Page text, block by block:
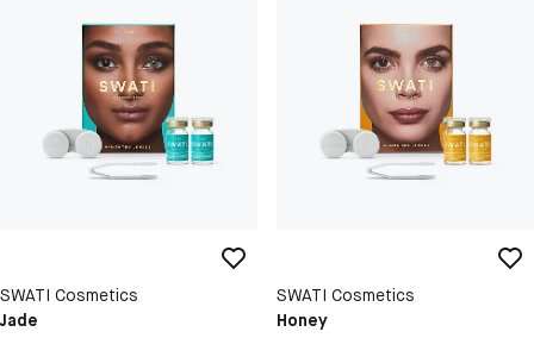
SWATI Cosmetics
Jade
SWATI Cosmetics
Honey